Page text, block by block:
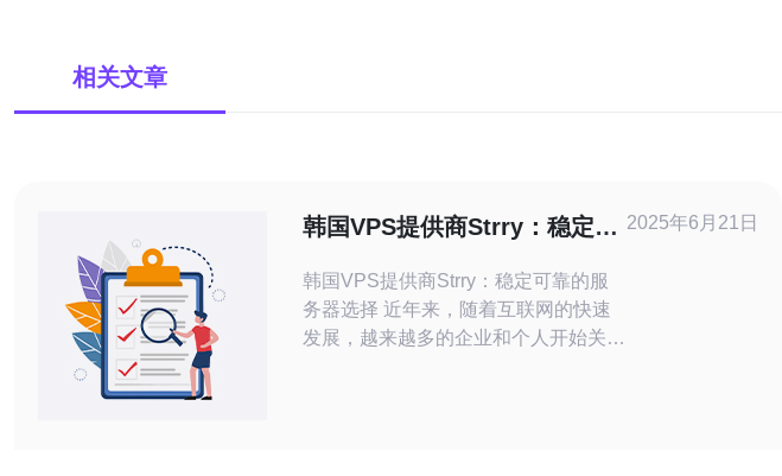
相关文章
韩国VPS提供商Strry：稳定可
韩国VPS提供商Strry：稳定可靠的服
务器选择 近年来，随着互联网的快速
发展，越来越多的企业和个人开始关注
2025年6月21日